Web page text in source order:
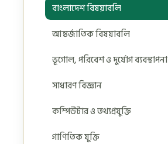
বাংলাদেশ বিষয়াবলি
আন্তর্জাতিক বিষয়াবলি
ভূগোল, পরিবেশ ও দুর্যোগ ব্যবস্থাপনা
সাধারণ বিজ্ঞান
কম্পিউটার ও তথ্যপ্রযুক্তি
গাণিতিক যুক্তি